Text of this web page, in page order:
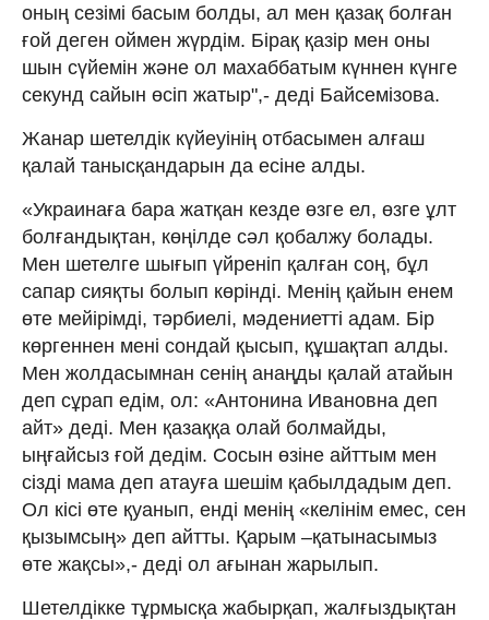
оның сезімі басым болды, ал мен қазақ болған
ғой деген оймен жүрдім. Бірақ қазір мен оны
шын сүйемін және ол махаббатым күннен күнге
секунд сайын өсіп жатыр",- деді Байсемізова.
Жанар шетелдік күйеуінің отбасымен алғаш
қалай танысқандарын да есіне алды.
«Украинаға бара жатқан кезде өзге ел, өзге ұлт
болғандықтан, көңілде сәл қобалжу болады.
Мен шетелге шығып үйреніп қалған соң, бұл
сапар сияқты болып көрінді. Менің қайын енем
өте мейірімді, тәрбиелі, мәдениетті адам. Бір
көргеннен мені сондай қысып, құшақтап алды.
Мен жолдасымнан сенің анаңды қалай атайын
деп сұрап едім, ол: «Антонина Ивановна деп
айт» деді. Мен қазаққа олай болмайды,
ыңғайсыз ғой дедім. Сосын өзіне айттым мен
сізді мама деп атауға шешім қабылдадым деп.
Ол кісі өте қуанып, енді менің «келінім емес, сен
қызымсың» деп айтты. Қарым –қатынасымыз
өте жақсы»,- деді ол ағынан жарылып.
Шетелдікке тұрмысқа жабырқап, жалғыздықтан